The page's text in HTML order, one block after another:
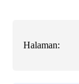
Halaman: